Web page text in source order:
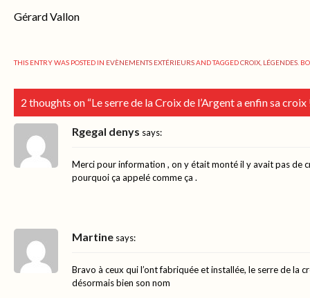
Gérard Vallon
THIS ENTRY WAS POSTED IN EVÈNEMENTS EXTÉRIEURSAND TAGGEDCROIX LÉGENDES .
2 thoughts on “Le serre de la Croix de l’Argent a enfin sa croix
Rgegal denys says:
Merci pour information , on y était monté il y avait pas de
pourquoi ça appelé comme ça .
Martine says:
Bravo à ceux qui l’ont fabriquée et installée, le serre de la
désormais bien son nom